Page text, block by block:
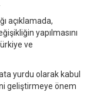
açıklamada,
yapılmasını
ve
yurdu olarak kabul
geliştirmeye önem